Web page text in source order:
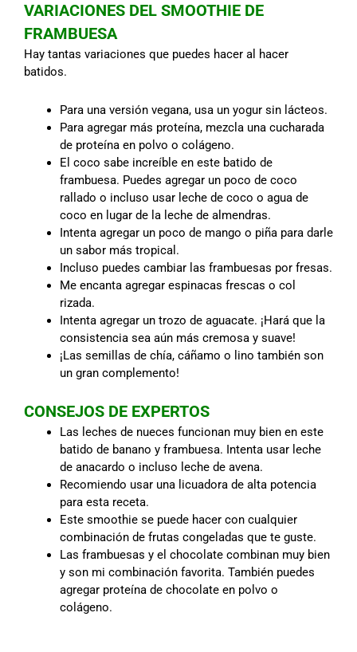
VARIACIONES DEL SMOOTHIE DE
FRAMBUESA
Hay tantas variaciones que puedes hacer al hacer
batidos.
Para una versión vegana, usa un yogur sin lácteos.
Para agregar más proteína, mezcla una cucharada
de proteína en polvo o colágeno.
El coco sabe increíble en este batido de
frambuesa. Puedes agregar un poco de coco
rallado o incluso usar leche de coco o agua de
coco en lugar de la leche de almendras.
Intenta agregar un poco de mango o piña para darle
un sabor más tropical.
Incluso puedes cambiar las frambuesas por fresas.
Me encanta agregar espinacas frescas o col
rizada.
Intenta agregar un trozo de aguacate. ¡Hará que la
consistencia sea aún más cremosa y suave!
¡Las semillas de chía, cáñamo o lino también son
un gran complemento!
CONSEJOS DE EXPERTOS
Las leches de nueces funcionan muy bien en este
batido de banano y frambuesa. Intenta usar leche
de anacardo o incluso leche de avena.
Recomiendo usar una licuadora de alta potencia
para esta receta.
Este smoothie se puede hacer con cualquier
combinación de frutas congeladas que te guste.
Las frambuesas y el chocolate combinan muy bien
y son mi combinación favorita. También puedes
agregar proteína de chocolate en polvo o
colágeno.